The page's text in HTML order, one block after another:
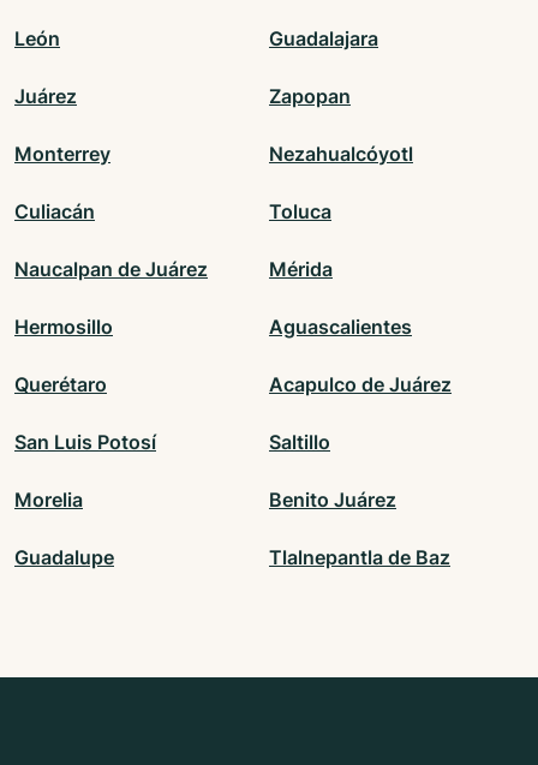
León Guadalajara
Juárez Zapopan
Monterrey Nezahualcóyotl
Culiacán Toluca
Naucalpan de Juárez Mérida
Hermosillo Aguascalientes
Querétaro Acapulco de Juárez
San Luis Potosí Saltillo
Morelia Benito Juárez
Guadalupe Tlalnepantla de Baz